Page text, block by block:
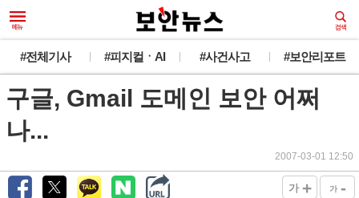
#전체기사 #피지컬ㆍAI #사건사고 #보안리포트
구글, Gmail 도메인 보안 어쩌
나...
2007-03-01 12:50
가 + 가 -